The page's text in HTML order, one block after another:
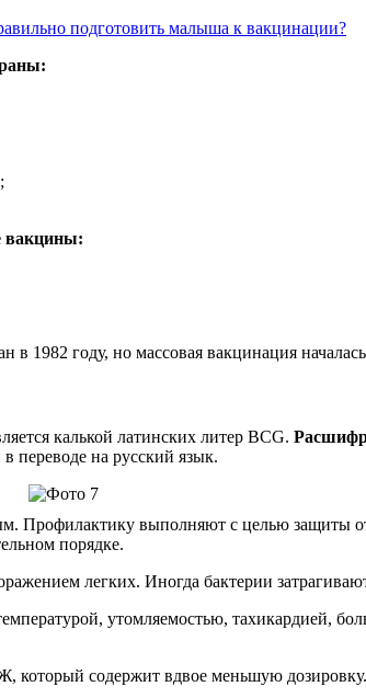
подготовить малыша к вакцинации?
вакцины:
1982 году, но массовая вакцинация
калькой латинских литер BCG.
переводе на русский язык.
выполняют с целью защиты от
порядке.
легких. Иногда бактерии
утомляемостью, тахикардией,
содержит вдвое меньшую